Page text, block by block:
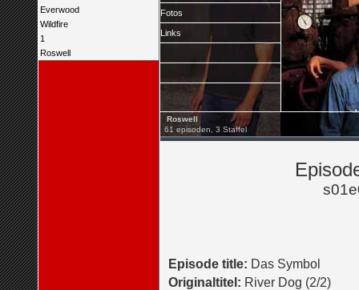
Everwood
Wildfire
1
Roswell
Fotos
Links
Roswell
61 episoden, 3 Staffel
Episode title: Das Symbol
Originaltitel: River Dog (2/2)